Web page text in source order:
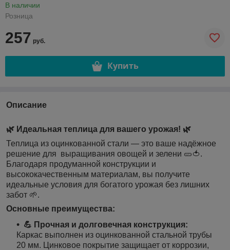
В наличии
Розница
257 руб.
Купить
Описание
🌿 Идеальная теплица для вашего урожая! 🌿
Теплица из оцинкованной стали — это ваше надёжное
решение для выращивания овощей и зелени 🥒🍅.
Благодаря продуманной конструкции и
высококачественным материалам, вы получите
идеальные условия для богатого урожая без лишних
забот 🌱.
Основные преимущества:
💪 Прочная и долговечная конструкция:
Каркас выполнен из оцинкованной стальной трубы
20 мм. Цинковое покрытие защищает от коррозии,